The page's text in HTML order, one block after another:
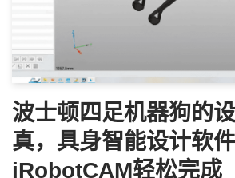
波士顿四足机器狗的
真，具身智能设计软件
iRobotCAM轻松完成